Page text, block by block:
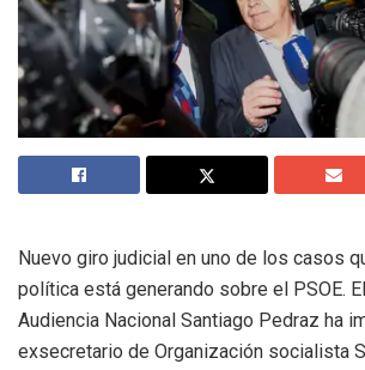
Nuevo giro judicial en uno de los casos
política está generando sobre el PSOE.
Audiencia Nacional Santiago Pedraz ha
exsecretario de Organización socialista